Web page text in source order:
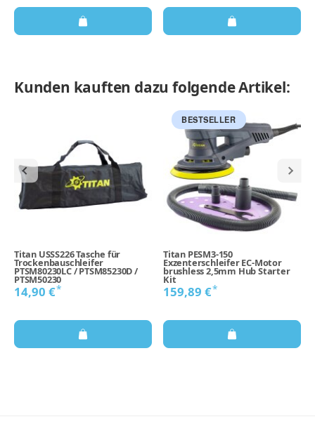
Kunden kauften dazu folgende Artikel:
Titan USSS226 Tasche für
Trockenbauschleifer
PTSM80230LC / PTSM85230D /
PTSM50230
14,90 €*
BESTSELLER
Titan PESM3-150
Exzenterschleifer EC-Motor
brushless 2,5mm Hub Starter
Kit
159,89 €*